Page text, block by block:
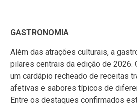
GASTRONOMIA
Além das atrações culturais, a
pilares centrais da edição de 2026.
um cardápio recheado de receitas
afetivas e sabores típicos de
Entre os destaques confirmados